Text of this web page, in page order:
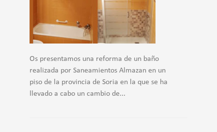
Os presentamos una reforma de un baño
realizada por Saneamientos Almazan en un
piso de la provincia de Soria en la que se ha
llevado a cabo un cambio de...